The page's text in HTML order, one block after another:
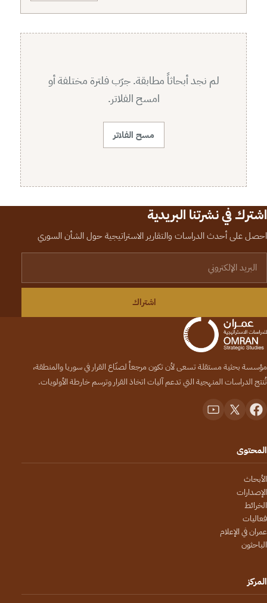
لم نجد أبحاثاً مطابقة. جرّب فلترة مختلفة أو
امسح الفلاتر.
مسح الفلاتر
اشترك في نشرتنا البريدية
احصل على أحدث الدراسات والتقارير الاستراتيجية حول الشأن السوري
اشتراك
مؤسسة بحثية مستقلة تسعى لأن تكون مرجعاً لصنّاع القرار في سوريا والمنطقة،
تُنتج الدراسات المنهجية التي تدعم آليات اتخاذ القرار وترسم خارطة الأولويات.
المحتوى
الأبحاث
الإصدارات
الخرائط
فعاليات
عمران في الإعلام
الباحثون
المركز